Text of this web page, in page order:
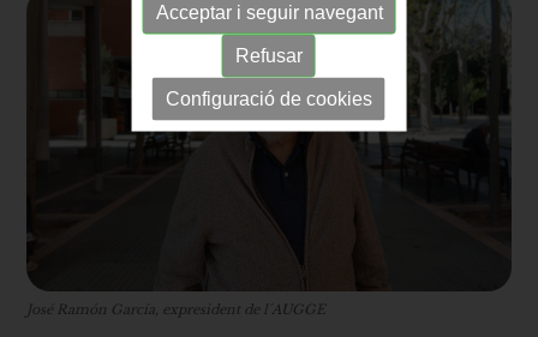
José Ramón García, expresident de l´AUGGE
Acceptar i seguir navegant
Refusar
Configuració de cookies